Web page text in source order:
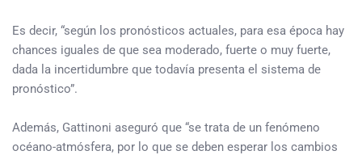
Es decir, “según los pronósticos actuales, para esa época hay
chances iguales de que sea moderado, fuerte o muy fuerte,
dada la incertidumbre que todavía presenta el sistema de
pronóstico”.
Además, Gattinoni aseguró que “se trata de un fenómeno
océano-atmósfera, por lo que se deben esperar los cambios